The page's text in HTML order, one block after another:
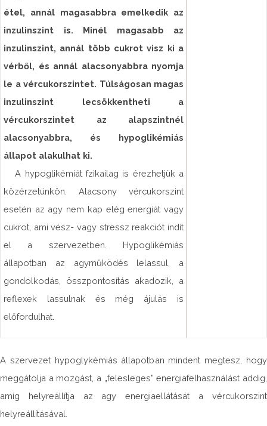
étel, annál magasabbra emelkedik az
inzulinszint is. Minél magasabb az
inzulinszint, annál több cukrot visz ki a
vérből, és annál alacsonyabbra nyomja
le a vércukorszintet. Túlságosan magas
inzulinszint lecsökkentheti a
vércukorszintet az alapszintnél
alacsonyabbra, és hypoglikémiás
állapot alakulhat ki.
A hypoglikémiát fzikailag is érezhetjük a
közérzetünkön. Alacsony vércukorszint
esetén az agy nem kap elég energiát vagy
cukrot, ami vész- vagy stressz reakciót indít
el a szervezetben. Hypoglikémiás
állapotban az agyműködés lelassul, a
gondolkodás, összpontosítás akadozik, a
reflexek lassulnak és még ájulás is
előfordulhat.
A szervezet hypoglykémiás állapotban mindent megtesz, hogy
meggátolja a mozgást, a „felesleges” energiafelhasználást addig,
amíg helyreállítja az agy energiaellátását a vércukorszint
helyreállításával.